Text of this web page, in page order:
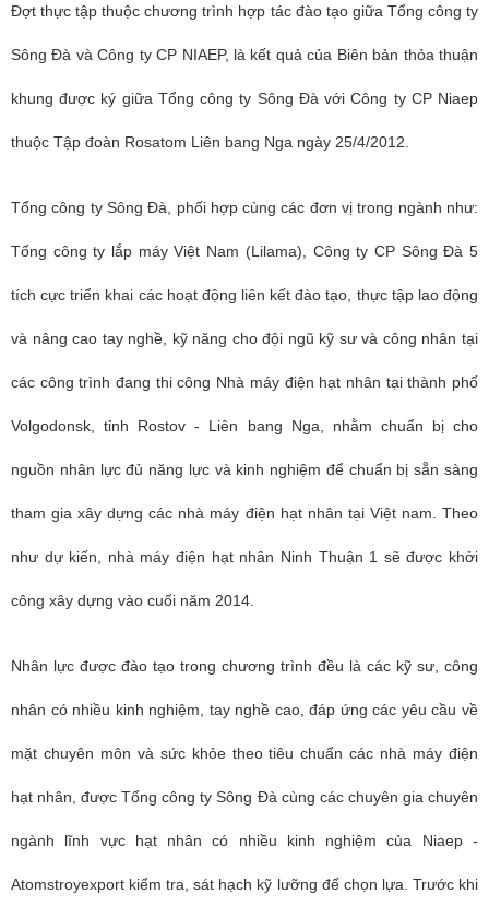
Đợt thực tập thuộc chương trình hợp tác đào tạo giữa Tổng công ty
Sông Đà và Công ty CP NIAEP, là kết quả của Biên bản thỏa thuận
khung được ký giữa Tổng công ty Sông Đà với Công ty CP Niaep
thuộc Tập đoàn Rosatom Liên bang Nga ngày 25/4/2012.
Tổng công ty Sông Đà, phối hợp cùng các đơn vị trong ngành như:
Tổng công ty lắp máy Việt Nam (Lilama), Công ty CP Sông Đà 5
tích cực triển khai các hoạt động liên kết đào tạo, thực tập lao động
và nâng cao tay nghề, kỹ năng cho đội ngũ kỹ sư và công nhân tại
các công trình đang thi công Nhà máy điện hạt nhân tại thành phố
Volgodonsk, tỉnh Rostov - Liên bang Nga, nhằm chuẩn bị cho
nguồn nhân lực đủ năng lực và kinh nghiệm để chuẩn bị sẵn sàng
tham gia xây dựng các nhà máy điện hạt nhân tại Việt nam. Theo
như dự kiến, nhà máy điện hạt nhân Ninh Thuận 1 sẽ được khởi
công xây dựng vào cuối năm 2014.
Nhân lực được đào tạo trong chương trình đều là các kỹ sư, công
nhân có nhiều kinh nghiệm, tay nghề cao, đáp ứng các yêu cầu về
mặt chuyên môn và sức khỏe theo tiêu chuẩn các nhà máy điện
hạt nhân, được Tổng công ty Sông Đà cùng các chuyên gia chuyên
ngành lĩnh vực hạt nhân có nhiều kinh nghiệm của Niaep -
Atomstroyexport kiểm tra, sát hạch kỹ lưỡng để chọn lựa. Trước khi